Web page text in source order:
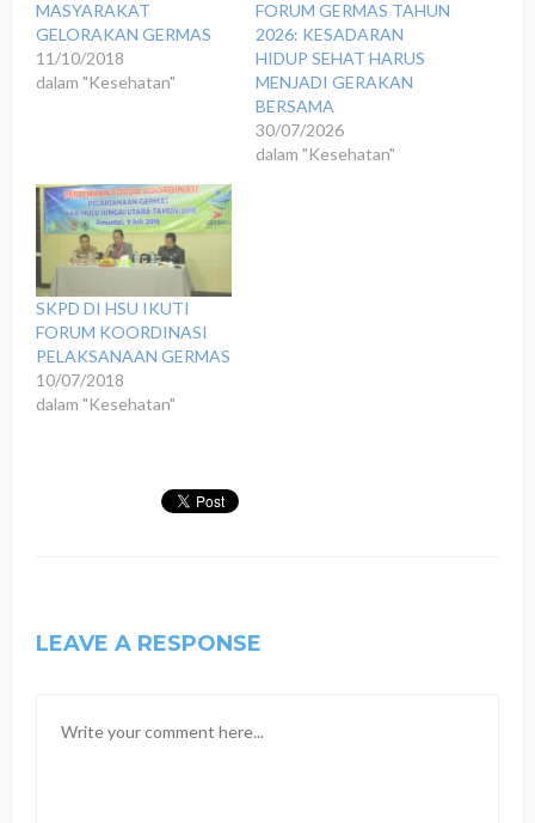
MASYARAKAT
GELORAKAN GERMAS
11/10/2018
dalam "Kesehatan"
FORUM GERMAS TAHUN
2026: KESADARAN
HIDUP SEHAT HARUS
MENJADI GERAKAN
BERSAMA
30/07/2026
dalam "Kesehatan"
SKPD DI HSU IKUTI
FORUM KOORDINASI
PELAKSANAAN GERMAS
10/07/2018
dalam "Kesehatan"
LEAVE A RESPONSE